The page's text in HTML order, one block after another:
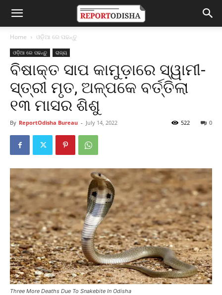
Home ଓଡ଼ିଆ ରେ ପଢନ୍ତୁ
ଓଡ଼ିଆ ରେ ପଢନ୍ତୁ ରାଜ୍ୟ
ବିଷାକ୍ତ ସାପ କାମୁଡ଼ାରେ ସ୍ୱାମୀ-
ସ୍ତ୍ରୀ ମୃତ, ଅଳ୍ପକେ ବର୍ତ୍ତିଲା
୧୩ ମାସର ଶିଶୁ
By ReportOdisha Bureau - July 14, 2022 0
522
Three More Deaths Due To Snakebite In Odisha